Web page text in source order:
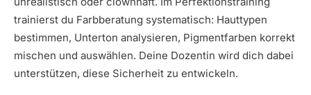
trainierst du Farbberatung systematisch: Hauttypen
bestimmen, Unterton analysieren, Pigmentfarben korrekt
mischen und auswählen. Deine Dozentin wird dich dabei
unterstützen, diese Sicherheit zu entwickeln.